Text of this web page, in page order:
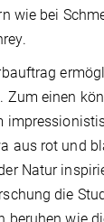
wie bei
Zum einen
aus rot und
Natur
die
beruhen wie